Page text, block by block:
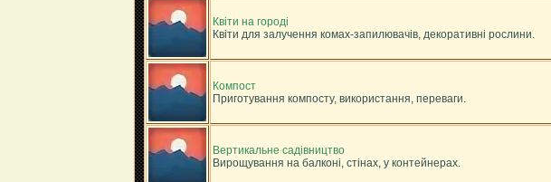
Квіти на городі
Квіти для залучення комах-запилювачів, декоративні рослини.
Компост
Приготування компосту, використання, переваги.
Вертикальне садівництво
Вирощування на балконі, стінах, у контейнерах.